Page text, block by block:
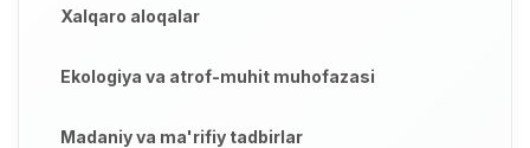
Xalqaro aloqalar
Ekologiya va atrof-muhit muhofazasi
Madaniy va ma'rifiy tadbirlar